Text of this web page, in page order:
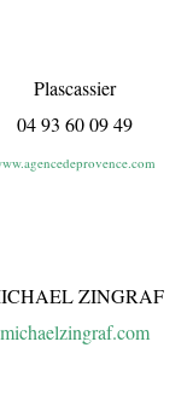
Plascassier
04 93 60 09 49
ZINGRAF
michaelzingraf.com